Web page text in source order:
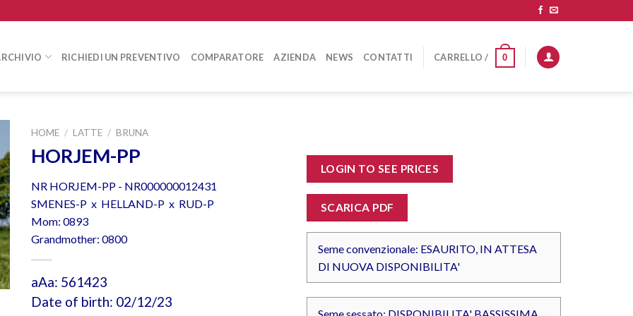
RICHIEDI UN PREVENTIVO COMPARATORE AZIENDA NEWS CONTATTI CARRELLO / 0
HOME / LATTE / BRUNA
HORJEM-PP
NR HORJEM-PP - NR000000012431
SMENES-P x HELLAND-P x RUD-P
Mom: 0893
Grandmother: 0800
aAa: 561423
Date of birth: 02/12/23
LOGIN TO SEE PRICES
SCARICA PDF
Seme convenzionale: ESAURITO, IN ATTESA
DI NUOVA DISPONIBILITA'